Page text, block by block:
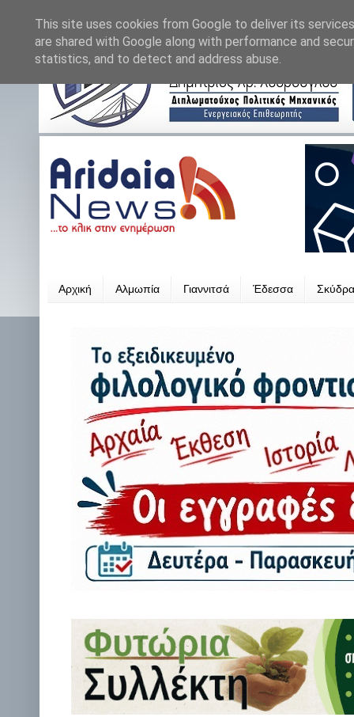
Αρχική Αλμωπία Γιαννιτσά Έδεσσα Σκύδρα
This site uses cookies from Google to deliver its
are shared with Google along with performance and
statistics, and to detect and address abuse.